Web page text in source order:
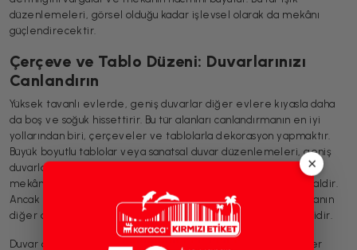
düzenlemeleri, görsel olduğu kadar işlevsel olarak da mekânı
güçlendirecektir.
Çerçeve ve Tablo Düzeni: Duvarlarınızı
Canlandırın
Yüksek tavanlı evlerde, geniş duvarlar diğer evlere kıyasla daha
da boş ve soğuk hissettirir. Bu tür alanları canlandırmanın en iyi
yollarından biri, çerçeveler ve tablolarla dekorasyon yapmaktır.
Büyük boyutlu tablolar veya sanatsal duvar düzenlemeleri, geniş
duvarlara zarif bir görünüm katar. Bu tür dekorasyon seçimleri,
mekâna kişilik katarak her alanı benzersiz kılmak için de idealdir.
Ancak önemli bir ipucu: Tabloların yerleştirileceği alanlar, odanın
diğer dekorasyon unsurlarıyla uyumlu olacak şekilde seçilmelidir.
Duvar dekorasyonunda simetrik veya asimetrik düzenlemeler
×